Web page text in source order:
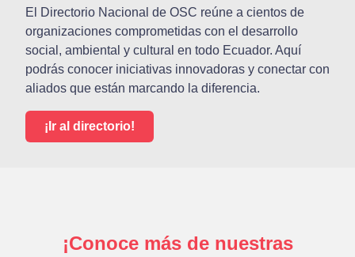
El Directorio Nacional de OSC reúne a cientos de
organizaciones comprometidas con el desarrollo
social, ambiental y cultural en todo Ecuador. Aquí
podrás conocer iniciativas innovadoras y conectar con
aliados que están marcando la diferencia.
¡Ir al directorio!
¡Conoce más de nuestras